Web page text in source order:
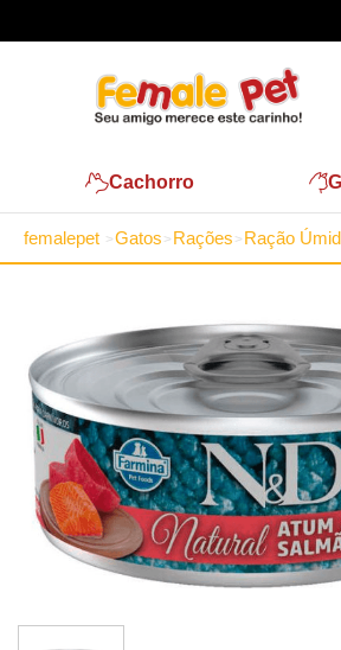
Cachorro
femalepet Gatos Rações Ração